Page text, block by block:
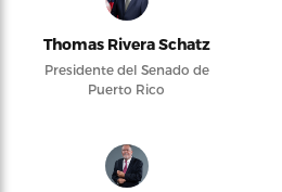
Thomas Rivera Schatz
Presidente del Senado de
Puerto Rico